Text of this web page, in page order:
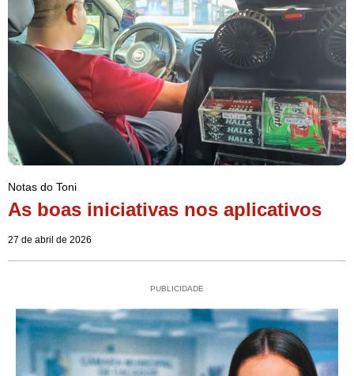
Notas do Toni
As boas iniciativas nos aplicativos
27 de abril de 2026
PUBLICIDADE